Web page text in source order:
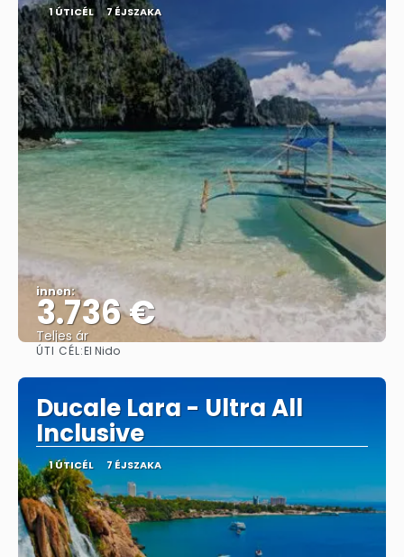
1 ÚTICÉL 7 ÉJSZAKA
innen:
3.736 €
Teljes ár
ÚTI CÉL:El Nido
Ducale Lara - Ultra All
Inclusive
1 ÚTICÉL 7 ÉJSZAKA